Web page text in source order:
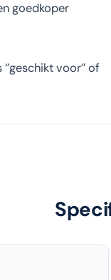
goedkoper
voor’’ of